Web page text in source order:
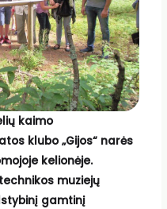
kaimo
klubo „Gijos“ narės
kelionėje.
muziejų
gamtinį